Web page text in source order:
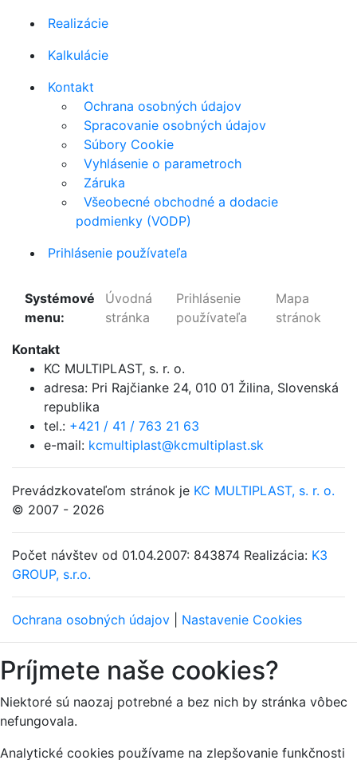
Realizácie
Kalkulácie
Kontakt
Ochrana osobných údajov
Spracovanie osobných údajov
Súbory Cookie
Vyhlásenie o parametroch
Záruka
Všeobecné obchodné a dodacie
podmienky (VODP)
Prihlásenie používateľa
Systémové
menu:
Úvodná
stránka
Prihlásenie
používateľa
Mapa
stránok
Kontakt
KC MULTIPLAST, s. r. o.
adresa: Pri Rajčianke 24, 010 01 Žilina, Slovenská
republika
tel.: +421 / 41 / 763 21 63
e-mail: kcmultiplast@kcmultiplast.sk
Prevádzkovateľom stránok je KC MULTIPLAST, s. r. o.
© 2007 - 2026
Počet návštev od 01.04.2007: 843874 Realizácia: K3
GROUP, s.r.o.
Ochrana osobných údajov Nastavenie Cookies
Príjmete naše cookies?
Niektoré sú naozaj potrebné a bez nich by stránka vôbec
nefungovala.
Analytické cookies používame na zlepšovanie funkčnosti